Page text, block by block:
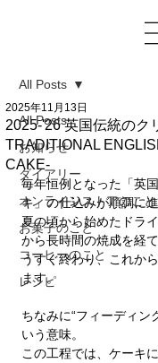
All Posts
お知らせ
ダイアリー
オンラインストアのこと
お菓子のこと
コーヒーのこと
レシピ
All Posts
2025-'26 英国伝統の
TRADITIONAL
CAKE-
2025年11月13日
毎年恒例となった「英
キ」の仕込みが順調に
夏の頃から始めたドラ
から長時間の焼成を経て
うすぐ終わり、これか
ます。
ちなみに“フィーディン
いう意味。
この工程では、ケーキ